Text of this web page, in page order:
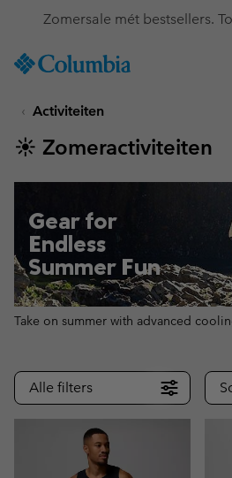
TO
SKIP
MAIN
TO
SEARCH
Krijg 10%
Activiteiten
☀ Zomeractiviteiten
Gear for
Endless
Summer Fun
Take on summer with advanced
Alle filters